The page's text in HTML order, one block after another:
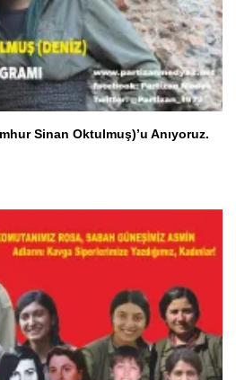
Sinan Oktulmuş)’u Anıyoruz.